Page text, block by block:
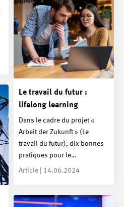
Le travail du futur :
lifelong learning
Dans le cadre du projet «
Arbeit der Zukunft » (Le
travail du futur), dix bonnes
pratiques pour le…
Article | 14.06.2024